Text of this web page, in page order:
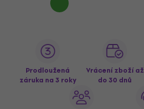
Prodloužená
záruka na 3 roky
Vrácení zboží až
do 30 dnů